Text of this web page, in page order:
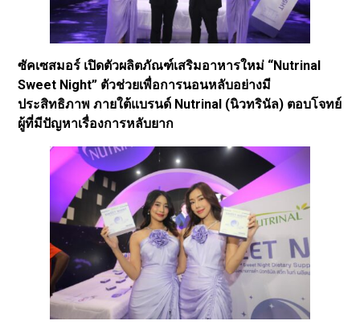
ซัคเซสมอร์ เปิดตัวผลิตภัณฑ์เสริมอาหารใหม่ “Nutrinal
Sweet Night” ตัวช่วยเพื่อการนอนหลับอย่างมี
ประสิทธิภาพ ภายใต้แบรนด์ Nutrinal (นิวทรินัล) ตอบโจทย์
ผู้ที่มีปัญหาเรื่องการหลับยาก